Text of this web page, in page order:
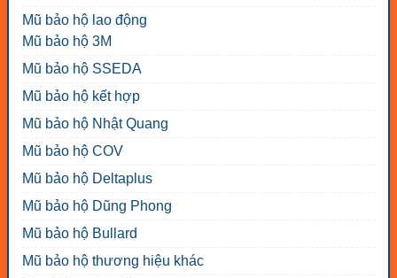
Mũ bảo hộ lao động
Mũ bảo hộ 3M
Mũ bảo hộ SSEDA
Mũ bảo hộ kết hợp
Mũ bảo hộ Nhật Quang
Mũ bảo hộ COV
Mũ bảo hộ Deltaplus
Mũ bảo hộ Dũng Phong
Mũ bảo hộ Bullard
Mũ bảo hộ thương hiệu khác